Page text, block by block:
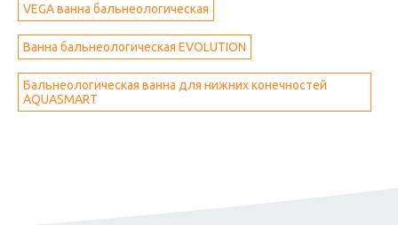
VEGA ванна бальнеологическая
Ванна бальнеологическая EVOLUTION
Бальнеологическая ванна для нижних конечностей
AQUASMART